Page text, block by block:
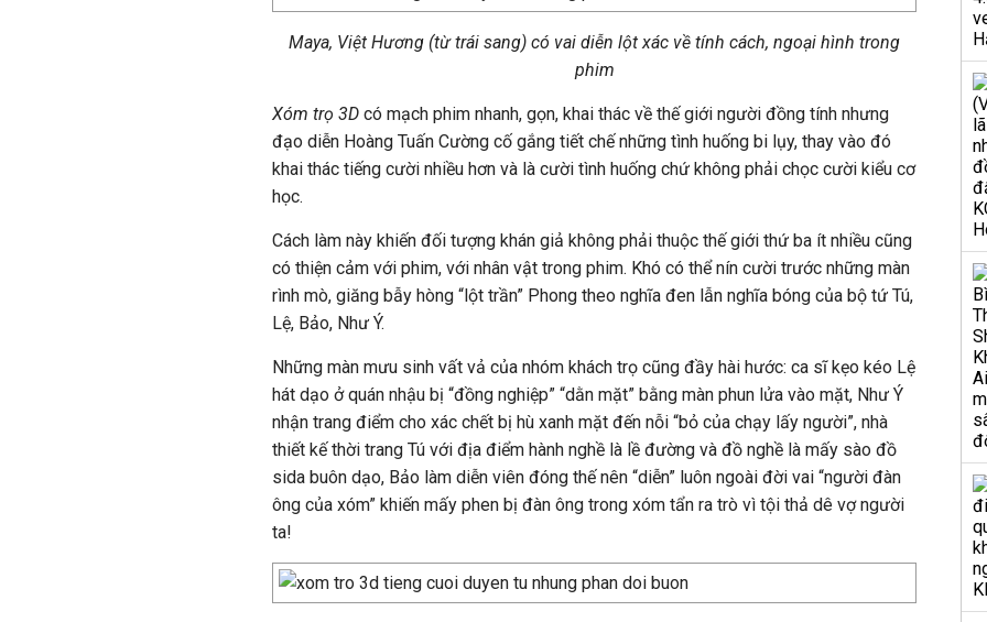
Maya, Việt Hương (từ trái sang) có vai diễn lột xác về tính cách, ngoại hình trong
phim
Xóm trọ 3D có mạch phim nhanh, gọn, khai thác về thế giới người đồng tính nhưng
đạo diễn Hoàng Tuấn Cường cố gắng tiết chế những tình huống bi lụy, thay vào đó
khai thác tiếng cười nhiều hơn và là cười tình huống chứ không phải chọc cười kiểu cơ
học.
Cách làm này khiến đối tượng khán giả không phải thuộc thế giới thứ ba ít nhiều cũng
có thiện cảm với phim, với nhân vật trong phim. Khó có thể nín cười trước những màn
rình mò, giăng bẫy hòng “lột trần” Phong theo nghĩa đen lẫn nghĩa bóng của bộ tứ Tú,
Lệ, Bảo, Như Ý.
Những màn mưu sinh vất vả của nhóm khách trọ cũng đầy hài hước: ca sĩ kẹo kéo Lệ
hát dạo ở quán nhậu bị “đồng nghiệp” “dằn mặt” bằng màn phun lửa vào mặt, Như Ý
nhận trang điểm cho xác chết bị hù xanh mặt đến nỗi “bỏ của chạy lấy người”, nhà
thiết kế thời trang Tú với địa điểm hành nghề là lề đường và đồ nghề là mấy sào đồ
sida buôn dạo, Bảo làm diễn viên đóng thế nên “diễn” luôn ngoài đời vai “người đàn
ông của xóm” khiến mấy phen bị đàn ông trong xóm tẩn ra trò vì tội thả dê vợ người
ta!